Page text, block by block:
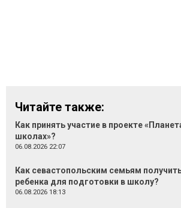
Читайте также:
Как принять участие в проекте
школах»?
06.08.2026 22:07
Как севастопольским семьям
ребенка для подготовки в школу?
06.08.2026 18:13